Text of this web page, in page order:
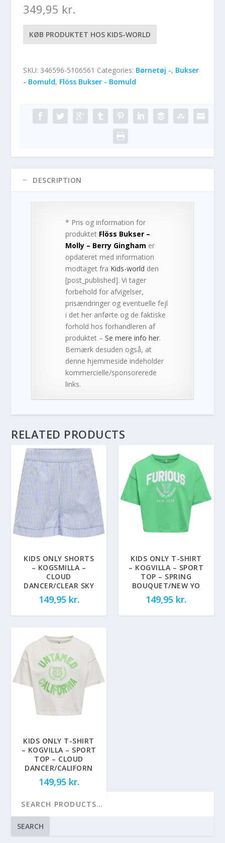
349,95 kr.
KØB PRODUKTET HOS KIDS-WORLD
SKU: 346596-5106561 Categories: Børnetøj -, Bukser
- Bomuld, Flöss Bukser - Bomuld
DESCRIPTION
* Pris og information for
produktet Flöss Bukser –
Molly – Berry Gingham er
opdateret med information
modtaget fra Kids-world den
[post_published]. Vi tager
forbehold for afvigelser,
prisændringer og eventuelle fejl
i det her anførte og de faktiske
forhold hos forhandleren af
produktet –Se mere info her.
Bemærk desuden også, at
denne hjemmeside indeholder
kommercielle/sponsorerede
links.
RELATED PRODUCTS
KIDS ONLY SHORTS
– KOGSMILLA –
CLOUD
DANCER/CLEAR SKY
149,95 kr.
KIDS ONLY T-SHIRT
– KOGVILLA – SPORT
TOP – SPRING
BOUQUET/NEW YO
149,95 kr.
KIDS ONLY T-SHIRT
– KOGVILLA – SPORT
TOP – CLOUD
DANCER/CALIFORN
149,95 kr.
SEARCH